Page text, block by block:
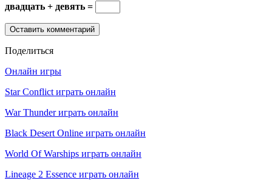
двадцать + девять =
Поделиться
Онлайн игры
Star Conflict играть онлайн
War Thunder играть онлайн
Black Desert Online играть онлайн
World Of Warships играть онлайн
Lineage 2 Essence играть онлайн